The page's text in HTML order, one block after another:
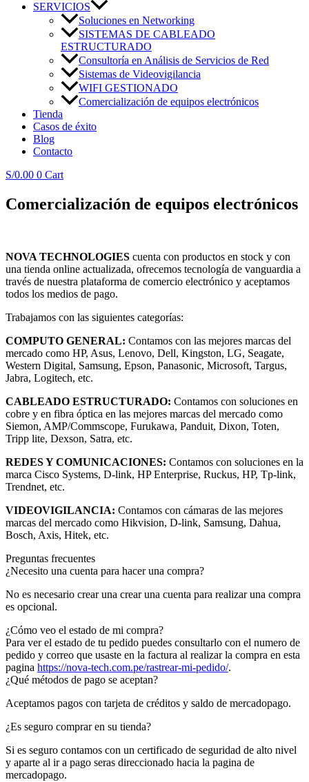
SERVICIOS
Soluciones en Networking
SISTEMAS DE CABLEADO
ESTRUCTURADO
Consultoría en Análisis de Servicios de Red
Sistemas de Videovigilancia
WIFI GESTIONADO
Comercialización de equipos electrónicos
Tienda
Casos de éxito
Blog
Contacto
S/0.00 0 Cart
Comercialización de equipos electrónicos
NOVA TECHNOLOGIES cuenta con productos en stock y con
una tienda online actualizada, ofrecemos tecnología de vanguardia a
través de nuestra plataforma de comercio electrónico y aceptamos
todos los medios de pago.
Trabajamos con las siguientes categorías:
COMPUTO GENERAL: Contamos con las mejores marcas del
mercado como HP, Asus, Lenovo, Dell, Kingston, LG, Seagate,
Western Digital, Samsung, Epson, Panasonic, Microsoft, Targus,
Jabra, Logitech, etc.
CABLEADO ESTRUCTURADO: Contamos con soluciones en
cobre y en fibra óptica en las mejores marcas del mercado como
Siemon, AMP/Commscope, Furukawa, Panduit, Dixon, Toten,
Tripp lite, Dexson, Satra, etc.
REDES Y COMUNICACIONES: Contamos con soluciones en la
marca Cisco Systems, D-link, HP Enterprise, Ruckus, HP, Tp-link,
Trendnet, etc.
VIDEOVIGILANCIA: Contamos con cámaras de las mejores
marcas del mercado como Hikvision, D-link, Samsung, Dahua,
Bosch, Axis, Hitek, etc.
Preguntas frecuentes
¿Necesito una cuenta para hacer una compra?
No es necesario crear una crear una cuenta para realizar una compra
es opcional.
¿Cómo veo el estado de mi compra?
Para ver el estado de tu pedido puedes consultarlo con el numero de
pedido y correo que usaste en la factura al realizar la compra en esta
pagina https://nova-tech.com.pe/rastrear-mi-pedido/.
¿Qué métodos de pago se aceptan?
Aceptamos pagos con tarjeta de créditos y saldo de mercadopago.
¿Es seguro comprar en su tienda?
Si es seguro contamos con un certificado de seguridad de alto nivel
y aparte al ir a pago seras direccionado hacia la pagina de
mercadopago.